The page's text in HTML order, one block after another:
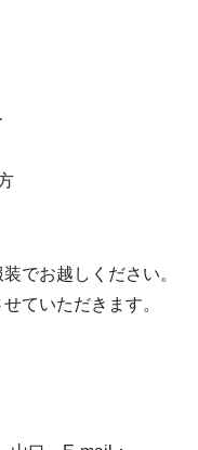
でお越しください。
ていただきます。